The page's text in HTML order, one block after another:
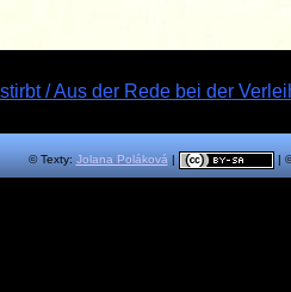
/ Aus der Rede bei der
© Texty: Jolana Poláková | |